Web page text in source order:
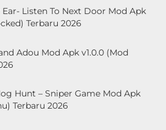
Listen To Next Door Mod Apk
Terbaru 2026
Adou Mod Apk v1.0.0 (Mod
Hunt – Sniper Game Mod Apk
Terbaru 2026